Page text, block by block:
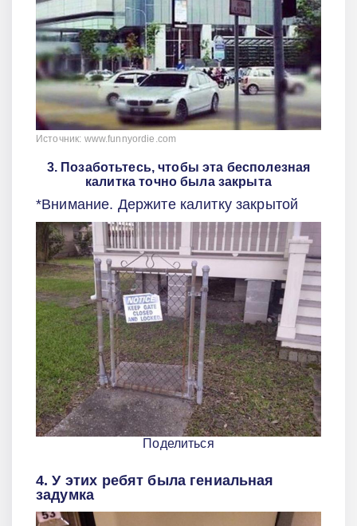
Источник: www.funnyordie.com
3. Позаботьтесь, чтобы эта бесполезная
калитка точно была закрыта
*Внимание. Держите калитку закрытой
Поделиться
4. У этих ребят была гениальная
задумка